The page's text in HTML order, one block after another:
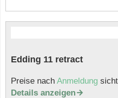
Edding 11 retract
Preise nach Anmeldung
Details anzeigen